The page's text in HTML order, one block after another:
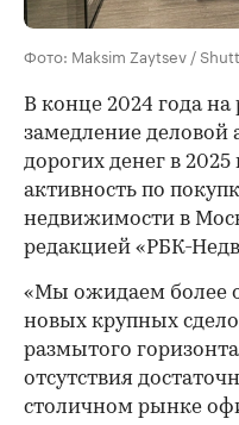
Фото: Maksim Zaytsev /
В конце 2024 года
замедление деловой
дорогих денег в
активность по
недвижимости в
редакцией «РБК-
«Мы ожидаем более
новых крупных
размытого
отсутствия
столичном рынке